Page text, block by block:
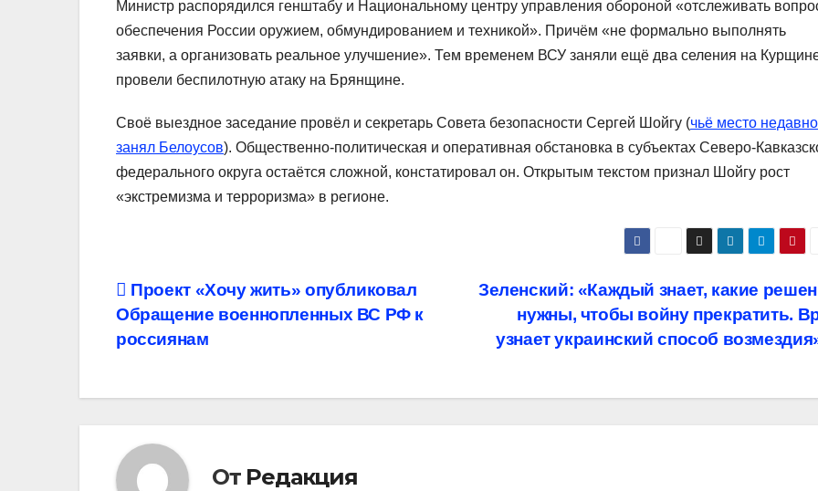
Министр распорядился генштабу и Национальному центру управления обороной «отслеживать
обеспечения России оружием, обмундированием и техникой». Причём «не формально выполнять
заявки, а организовать реальное улучшение». Тем временем ВСУ заняли ещё два селения на
провели беспилотную атаку на Брянщине.
Своё выездное заседание провёл и секретарь Совета безопасности Сергей Шойгу (чьё место недавно
занял Белоусов). Общественно-политическая и оперативная обстановка в субъектах Северо-
федерального округа остаётся сложной, констатировал он. Открытым текстом признал Шойгу рост
«экстремизма и терроризма» в регионе.
Навигация
по
Зеленский: «Каждый знает, какие
нужны, чтобы войну прекратить.
узнает украинский способ
Проект «Хочу жить» опубликовал
Обращение военнопленных ВС РФ к
россиянам
От Редакция